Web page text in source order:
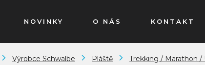
NOVINKY O NÁS KONTAKT
Výrobce Schwalbe Pláště Trekking / Marathon /